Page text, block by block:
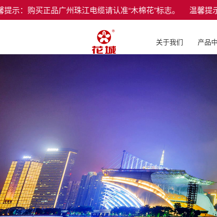
：购买正品广州珠江电缆请认准“木棉花”标志。 温馨提示
关于我们 产品